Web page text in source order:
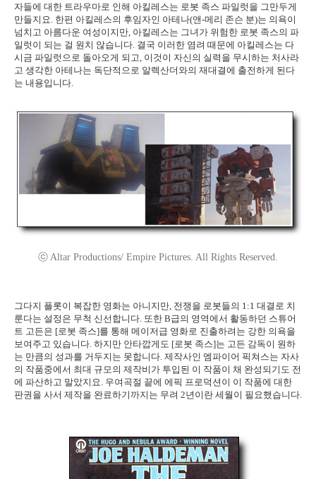
자들에 대한 트라우마로 인해 아킬레스는 로봇 족스 파일럿을 그만두게
만들지요. 한편 아킬레스의 후임자인 아테나(앤-메리 존슨 분)는 의욕이
넘치고 아름다운 여성이지만, 아킬레스는 그녀가 위험한 로봇 족스의 파
일럿이 되는 걸 원치 않습니다. 결국 이러한 염려 때문에 아킬레스는 다
시금 파일럿으로 돌아오게 되고, 이것이 자신의 실력을 무시하는 처사라
고 생각한 아테나는 독단적으로 알렉산더와의 재대결에 출전하게 된다
는 내용입니다.
ⓒ Altar Productions/ Empire Pictures. All Rights Reserved.
그다지 플롯이 복잡한 영화는 아니지만, 전쟁을 로봇들의 1:1 대결로 치
룬다는 설정은 무척 신선합니다. 또한 B급의 영역에서 활동하던 스튜어
트 고든은 [로봇 족스]를 통해 메이저급 영화로 진출하려는 강한 의욕을
보여주고 있습니다. 하지만 안타깝게도 [로봇 족스]는 고든 감독이 원하
는 만큼의 성과를 거두지는 못합니다. 제작사인 엠파이어 픽쳐스는 자사
의 작품중에서 최대 규모의 제작비가 투입된 이 작품이 채 완성되기도 전
에 파산하고 말았지요. 우여곡절 끝에 에픽 프로덕션이 이 작품에 대한
판권을 사서 제작을 완료하기까지는 무려 2년이란 세월이 필요했습니다.